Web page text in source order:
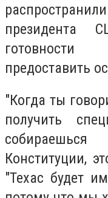
готовности
предоставить
"Когда ты
получить
Конституции,
"Техас будет